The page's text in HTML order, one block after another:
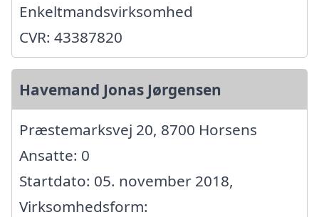
Enkeltmandsvirksomhed
CVR: 43387820
Havemand Jonas Jørgensen
Præstemarksvej 20, 8700 Horsens
Ansatte: 0
Startdato: 05. november 2018,
Virksomhedsform: